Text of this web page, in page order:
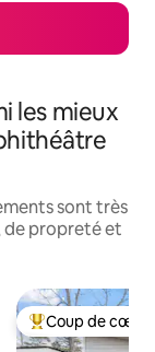
les mieux
sont très
de propreté et
Coups de cœur
Coup de cœur